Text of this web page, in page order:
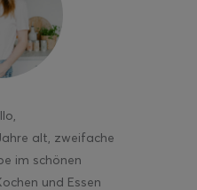
alt, zweifache
im schönen
und Essen